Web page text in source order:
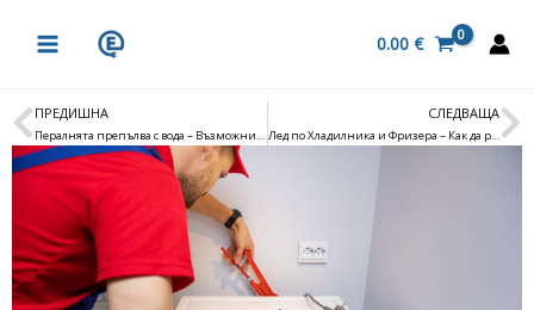
MENU
0.00 €
Prev
ПРЕДИШНА
Пералнята препълва с вода – Възможни причини ?
СЛЕДВАЩА
Лед по Хладилника и Фризера – Как да решим ?